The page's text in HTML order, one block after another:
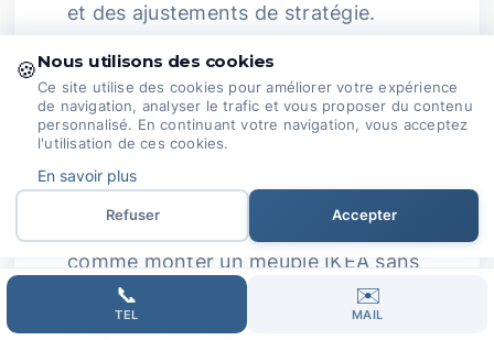
et des ajustements de stratégie.
Cela permet de garantir des résultats
durables et une optimisation
continue pour rester toujours dans la
Réussite : Complexité du SEO :
Comprendre le SEO, c'est un peu
comme monter un meuble IKEA sans
mode d'emploi ! Les changements
fréquents des algorithmes et la
📞
TEL
✉️
MAIL
🍪Nous utilisons des cookies
Ce site utilise des cookies pour améliorer votre expérience
de navigation, analyser le trafic et vous proposer du contenu
personnalisé. En continuant votre navigation, vous acceptez
l'utilisation de ces cookies.
En savoir plus
Refuser Accepter